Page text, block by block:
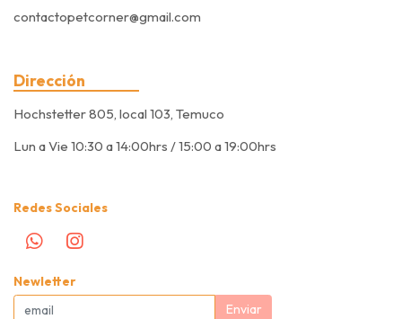
contactopetcorner@gmail.com
Dirección
Hochstetter 805, local 103, Temuco
Lun a Vie 10:30 a 14:00hrs / 15:00 a 19:00hrs
Redes Sociales
Newletter
Enviar